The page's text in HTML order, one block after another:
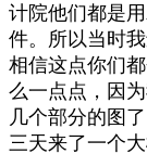
计院他们都是
件。所以当时
相信这点你们
么一点点，因
几个部分的图
三天来了一个